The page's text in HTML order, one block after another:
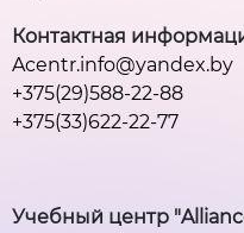
Контактная
Acentr.info@yandex.by
+375(29)588-22-88
+375(33)622-22-77
Учебный центр